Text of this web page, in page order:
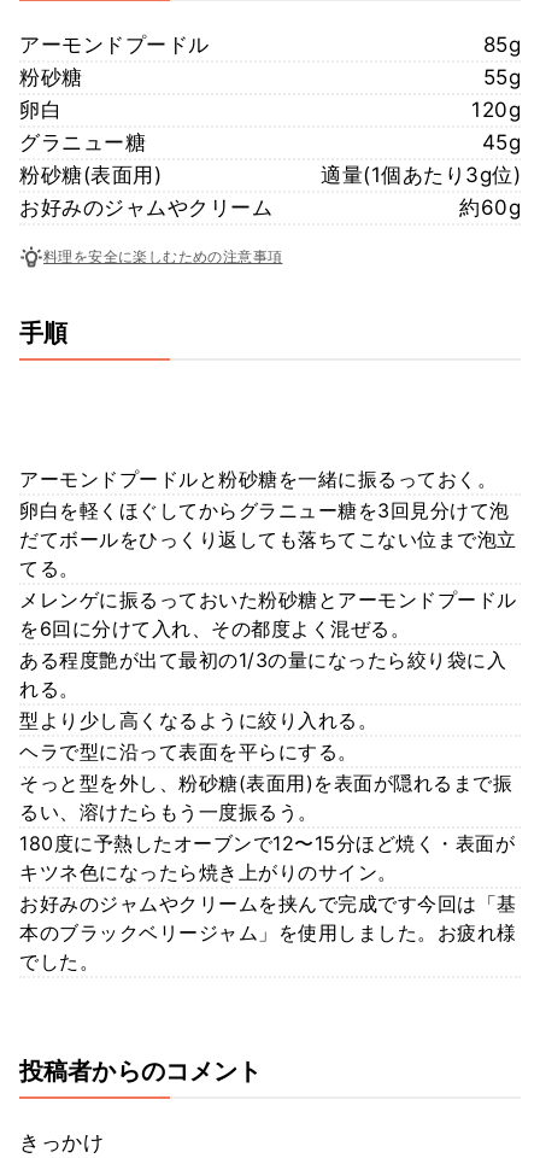
アーモンドプードル
85g
粉砂糖
55g
卵白
120g
グラニュー糖
45g
粉砂糖(表面用)
適量(1個あたり3g位)
お好みのジャムやクリーム
約60g
料理を安全に楽しむための注意事項
手順
アーモンドプードルと粉砂糖を一緒に振るっておく。
卵白を軽くほぐしてからグラニュー糖を3回見分けて泡
だてボールをひっくり返しても落ちてこない位まで泡立
てる。
メレンゲに振るっておいた粉砂糖とアーモンドプードル
を6回に分けて入れ、その都度よく混ぜる。
ある程度艶が出て最初の1/3の量になったら絞り袋に入
れる。
型より少し高くなるように絞り入れる。
ヘラで型に沿って表面を平らにする。
そっと型を外し、粉砂糖(表面用)を表面が隠れるまで振
るい、溶けたらもう一度振るう。
180度に予熱したオーブンで12〜15分ほど焼く・表面が
キツネ色になったら焼き上がりのサイン。
お好みのジャムやクリームを挟んで完成です今回は「基
本のブラックベリージャム」を使用しました。お疲れ様
でした。
投稿者からのコメント
きっかけ